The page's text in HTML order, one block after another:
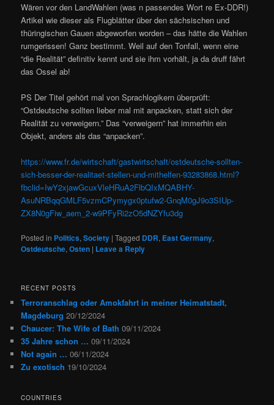
Wären vor den LandWahlen (was n passendes Wort re Ex-DDR!)
Artikel wie dieser als Flugblätter über den sächsischen und
thüringischen Gauen abgeworfen worden – das hätte die Wahlen
rumgerissen! Ganz bestimmt. Weil auf den Tonfall, wenn eine
“die Realität” definitiv kennt und sie ihm vorhält, ja da druff fährt
das Ossel ab!
PS Der Titel gehört mal von Sprachlogikern überprüft:
“Ostdeutsche sollten lieber mal mit anpacken, statt sich der
Realität zu verweigern.” Das “verweigern” hat immerhin ein
Objekt, anders als das “anpacken”.
https://www.fr.de/wirtschaft/gastwirtschaft/ostdeutsche-sollten-
sich-besser-der-realitaet-stellen-und-mithelfen-93283868.html?
fbclid=IwY2xjawGcuxVleHRuA2FlbQIxMQABHY-
AsuNRBqqGMLF5vzmCPymygx0ptufw2-GnqM0gJ9o3SIUp-
ZX8N0gFiw_aem_2-w9PFyRi2zO5dNZYfu3dg
Posted in Politics,Society |Tagged DDR, East Germany,
Ostdeutsche,Osten | Leave a Reply
RECENT POSTS
Terroranschlag oder Amokfahrt in meiner Heimatstadt,
Magdeburg 20/12/2024
Chaucer: The Wife of Bath 09/11/2024
35 Jahre schon … 09/11/2024
Not again … 06/11/2024
Zu exotisch 19/10/2024
COUNTRIES